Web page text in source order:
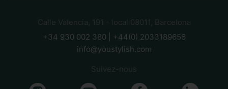
Calle Valencia, 191 - local 08011, Barcelona
+34 930 002 380 | +44(0) 2033189656
info@youstylish.com
Suivez-nous